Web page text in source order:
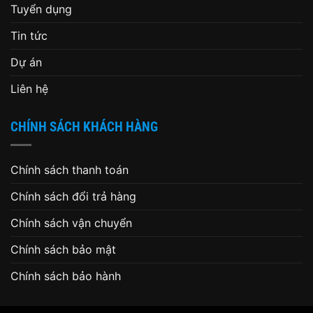
Tuyển dụng
Tin tức
Dự án
Liên hệ
CHÍNH SÁCH KHÁCH HÀNG
Chính sách thanh toán
Chính sách đổi trả hàng
Chính sách vận chuyển
Chính sách bảo mật
Chính sách bảo hành